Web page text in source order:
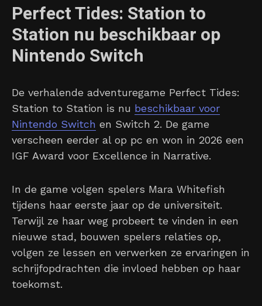
Perfect Tides: Station to
Station nu beschikbaar op
Nintendo Switch
De verhalende adventuregame Perfect Tides:
Station to Station is nu beschikbaar voor
Nintendo Switch en Switch 2. De game
verscheen eerder al op pc en won in 2026 een
IGF Award voor Excellence in Narrative.
In de game volgen spelers Mara Whitefish
tijdens haar eerste jaar op de universiteit.
Terwijl ze haar weg probeert te vinden in een
nieuwe stad, bouwen spelers relaties op,
volgen ze lessen en verwerken ze ervaringen in
schrijfopdrachten die invloed hebben op haar
toekomst.